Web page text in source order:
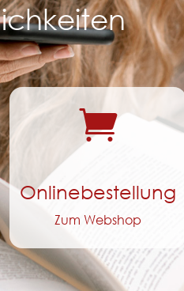

Onlinebestellung
Zum Webshop